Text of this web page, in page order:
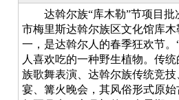
达斡尔族“库木勒”节项目批
市梅里斯达斡尔族区文化馆库
一，是达斡尔人的春季狂欢节
人喜欢吃的一种野生植物。传
族歌舞表演、达斡尔族传统竞
宴、篝火晚会，其风俗形式原